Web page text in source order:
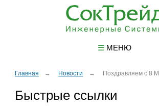
☰МЕНЮ
Главная Новости Поздравляем с 8
Быстрые ссылки